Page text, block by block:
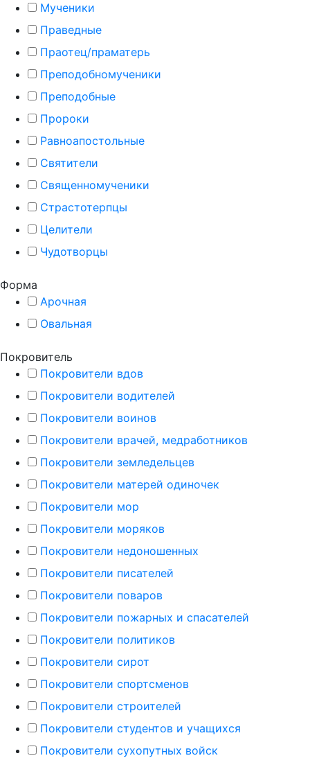
Мученики
Праведные
Праотец/праматерь
Преподобномученики
Преподобные
Пророки
Равноапостольные
Святители
Священномученики
Страстотерпцы
Целители
Чудотворцы
Форма
Арочная
Овальная
Покровитель
Покровители вдов
Покровители водителей
Покровители воинов
Покровители врачей, медработников
Покровители земледельцев
Покровители матерей одиночек
Покровители мор
Покровители моряков
Покровители недоношенных
Покровители писателей
Покровители поваров
Покровители пожарных и спасателей
Покровители политиков
Покровители сирот
Покровители спортсменов
Покровители строителей
Покровители студентов и учащихся
Покровители сухопутных войск